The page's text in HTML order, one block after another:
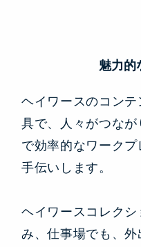
魅力的
ヘイワースのコン
具で、人々がつな
で効率的なワーク
手伝いします。
ヘイワースコレク
み、仕事場でも、